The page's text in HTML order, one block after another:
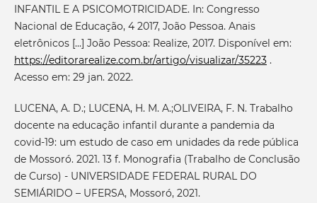
INFANTIL E A PSICOMOTRICIDADE. In: Congresso
Nacional de Educação, 4 2017, João Pessoa. Anais
eletrônicos [...] João Pessoa: Realize, 2017. Disponível em:
https://editorarealize.com.br/artigo/visualizar/35223.
Acesso em: 29 jan. 2022.
LUCENA, A. D.; LUCENA, H. M. A.;OLIVEIRA, F. N. Trabalho
docente na educação infantil durante a pandemia da
covid-19: um estudo de caso em unidades da rede pública
de Mossoró. 2021. 13 f. Monografia (Trabalho de Conclusão
de Curso) - UNIVERSIDADE FEDERAL RURAL DO
SEMIÁRIDO – UFERSA, Mossoró, 2021.